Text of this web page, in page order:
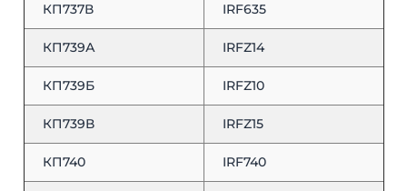
КП737В IRF635
КП739А IRFZ14
КП739Б IRFZ10
КП739В IRFZ15
КП740 IRF740